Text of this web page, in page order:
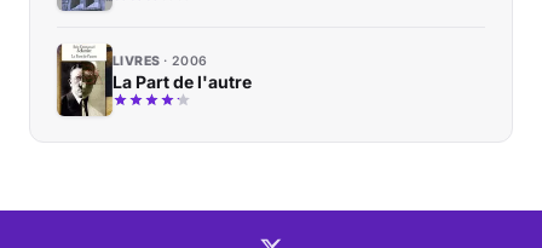
LIVRES 2006
La Part de l'autre